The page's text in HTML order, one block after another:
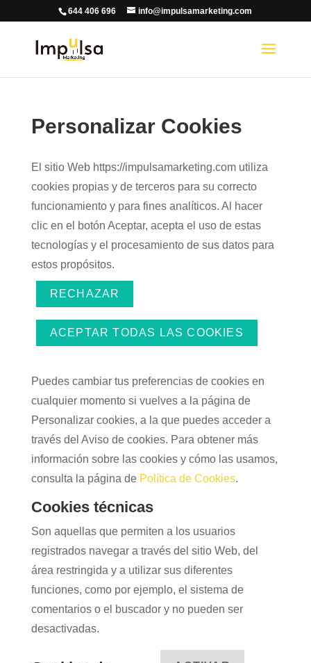
644 406 696 info@impulsamarketing.com
Personalizar Cookies
El sitio Web https://impulsamarketing.com utiliza
cookies propias y de terceros para su correcto
funcionamiento y para fines analíticos. Al hacer
clic en el botón Aceptar, acepta el uso de estas
tecnologías y el procesamiento de sus datos para
estos propósitos.
RECHAZAR
ACEPTAR TODAS LAS COOKIES
Puedes cambiar tus preferencias de cookies en
cualquier momento si vuelves a la página de
Personalizar cookies, a la que puedes acceder a
través del Aviso de cookies. Para obtener más
información sobre las cookies y cómo las usamos,
consulta la página de Política de Cookies.
Cookies técnicas
Son aquellas que permiten a los usuarios
registrados navegar a través del sitio Web, del
área restringida y a utilizar sus diferentes
funciones, como por ejemplo, el sistema de
comentarios o el buscador y no pueden ser
desactivadas.